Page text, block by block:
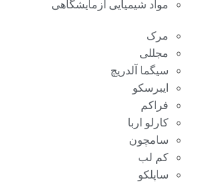
مواد شیمیایی آزمایشگاهی
مرک
مجللی
سیگما آلدریچ
ایبرسکو
فراکم
کارلو اربا
سامچون
کم لب
ساپلکو